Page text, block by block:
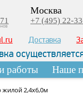
Москва
+7 (495) 22-
Доставка
работы Наше
жилой 2,4х6,0м